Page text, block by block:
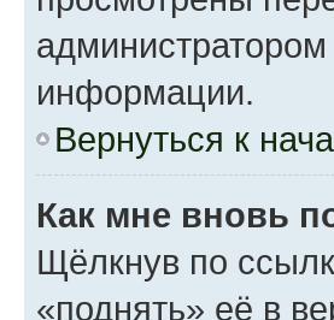
информации.
Вернуться к
Как мне вновь
Щёлкнув по
«поднять» её в